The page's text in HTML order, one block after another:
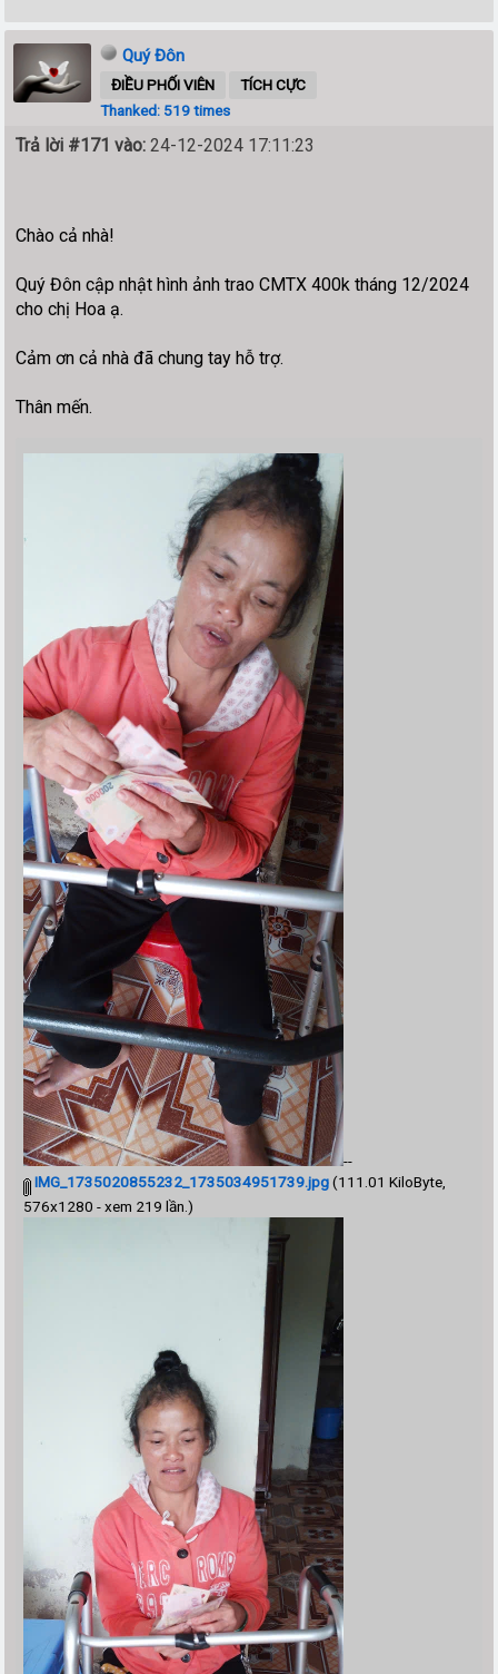
Quý Đôn
ĐIỀU PHỐI VIÊN
TÍCH CỰC
Thanked: 519 times
Trả lời #171 vào: 24-12-2024 17:11:23
Chào cả nhà!
Quý Đôn cập nhật hình ảnh trao CMTX 400k tháng 12/2024
cho chị Hoa ạ.
Cảm ơn cả nhà đã chung tay hỗ trợ.
Thân mến.
--
IMG_1735020855232_1735034951739.jpg(111.01 KiloByte,
576x1280 - xem 219 lần.)